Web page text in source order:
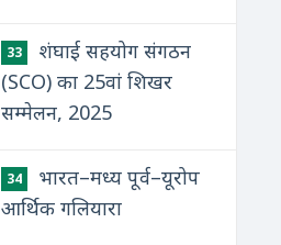
33
शंघाई सहयोग संगठन
(SCO) का 25वां शिखर
सम्मेलन, 2025
34
भारत–मध्य पूर्व–यूरोप
आर्थिक गलियारा